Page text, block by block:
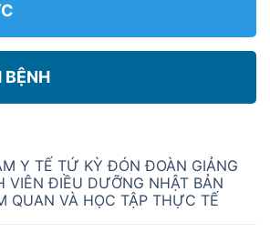
BỆNH
Y TẾ TỨ KỲ ĐÓN ĐOÀN GIẢNG
VIÊN ĐIỀU DƯỠNG NHẬT BẢN
QUAN VÀ HỌC TẬP THỰC TẾ